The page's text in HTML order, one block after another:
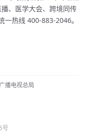
、医学大会、跨境同传
热线 400-883-2046。
播电视总局
号